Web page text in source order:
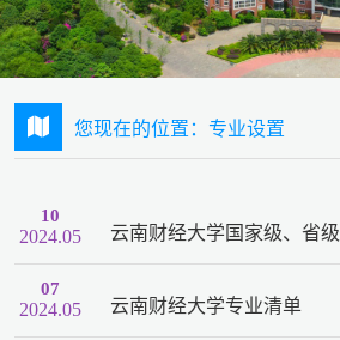
您现在的位置： 专业设置
10
2024.05 云南财经大学国家级、省
07
2024.05 云南财经大学专业清单